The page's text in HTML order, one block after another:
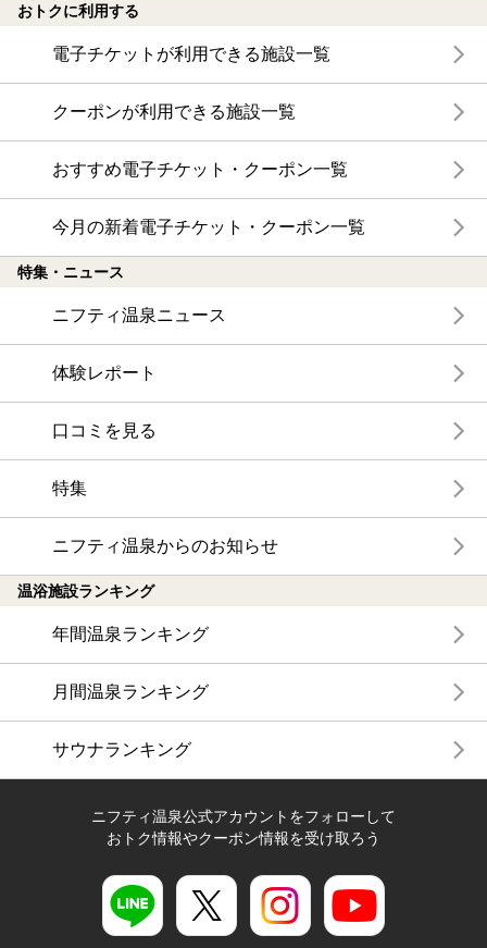
おトクに利用する
電子チケットが利用できる施設一覧
クーポンが利用できる施設一覧
おすすめ電子チケット・クーポン一覧
今月の新着電子チケット・クーポン一覧
特集・ニュース
ニフティ温泉ニュース
体験レポート
口コミを見る
特集
ニフティ温泉からのお知らせ
温浴施設ランキング
年間温泉ランキング
月間温泉ランキング
サウナランキング
ニフティ温泉公式アカウントをフォローして
おトク情報やクーポン情報を受け取ろう